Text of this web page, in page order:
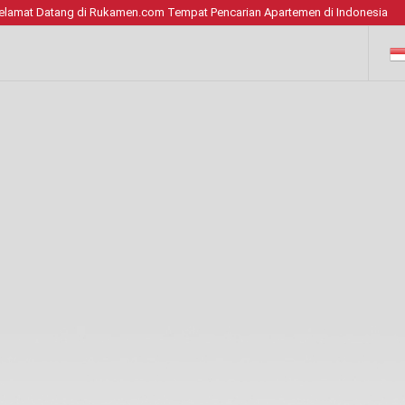
Datang di Rukamen.com Tempat Pencarian Apartemen di Indonesia